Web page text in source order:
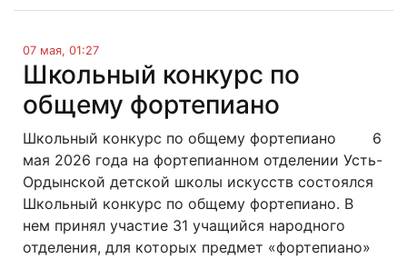
07 мая, 01:27
Школьный конкурс по
общему фортепиано
Школьный конкурс по общему фортепиано 6
мая 2026 года на фортепианном отделении Усть-
Ордынской детской школы искусств состоялся
Школьный конкурс по общему фортепиано. В
нем принял участие 31 учащийся народного
отделения, для которых предмет «фортепиано»